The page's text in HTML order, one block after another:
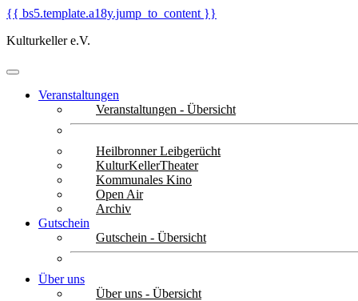
{{ bs5.template.a18y.jump_to_content }}
Kulturkeller e.V.
Veranstaltungen
Veranstaltungen - Übersicht
Heilbronner Leibgerücht
KulturKellerTheater
Kommunales Kino
Open Air
Archiv
Gutschein
Gutschein - Übersicht
Über uns
Über uns - Übersicht